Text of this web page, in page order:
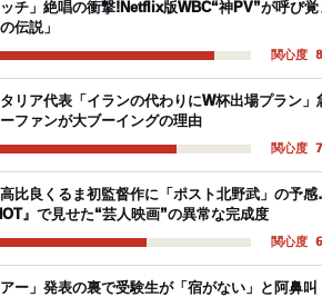
チ」絶唱の衝撃!Netflix版WBC“神PV”が呼び覚
伝説」
関心度
リア代表「イランの代わりにW杯出場プラン」
ファンが大ブーイングの理由
関心度
比良くるま初監督作に「ポスト北野武」の予
』で見せた“芸人映画”の異常な完成度
関心度
ー」発表の裏で受験生が「宿がない」と阿鼻叫